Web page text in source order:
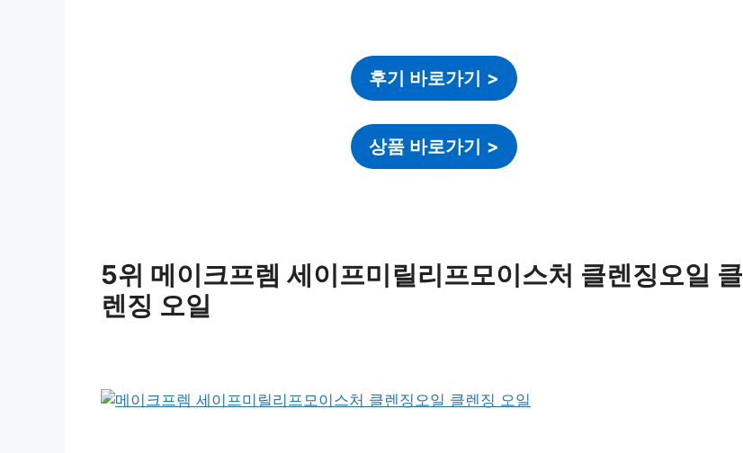
후기 바로가기 >
상품 바로가기 >
5위 메이크프렘 세이프미릴리프모이스처 클렌징오일 클
렌징 오일